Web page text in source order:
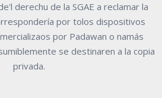
derechu de la SGAE a reclamar la
por tolos dispositivos
por Padawan o namás
se destinaren a la copia
privada.